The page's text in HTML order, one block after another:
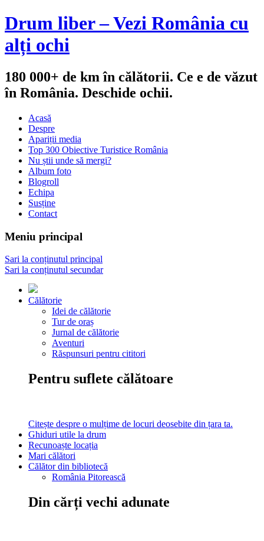
Drum liber – Vezi România cu
alți ochi
180 000+ de km în călătorii. Ce e de văzut
în România. Deschide ochii.
Acasă
Despre
Apariții media
Top 300 Obiective Turistice România
Nu știi unde să mergi?
Album foto
Blogroll
Echipa
Susține
Contact
Meniu principal
Sari la conținutul principal
Sari la conținutul secundar
Călătorie
Idei de călătorie
Tur de oraș
Jurnal de călătorie
Aventuri
Răspunsuri pentru cititori
Pentru suflete călătoare
Citește despre o mulțime de locuri deosebite din țara ta.
Ghiduri utile la drum
Recunoaște locația
Mari călători
Călător din bibliotecă
România Pitorească
Din cărți vechi adunate